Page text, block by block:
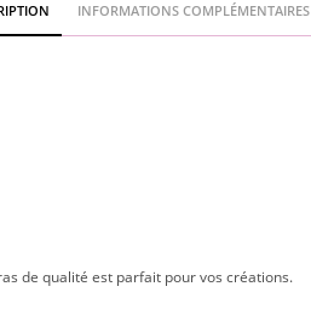
INFORMATIONS COMPLÉMENTAIRES
de qualité est parfait pour vos créations.